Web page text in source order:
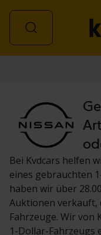
Bei Kvdcars helfen
eines gebrauchten
haben wir über
Auktionen verkauft,
Fahrzeuge. Wir von
1-Dollar-Fahrzeugs